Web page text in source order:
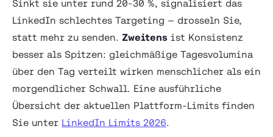
Sinkt sie unter rund 20-30 %, signalisiert das
LinkedIn schlechtes Targeting — drosseln Sie,
statt mehr zu senden. Zweitens ist Konsistenz
besser als Spitzen: gleichmäßige Tagesvolumina
über den Tag verteilt wirken menschlicher als ein
morgendlicher Schwall. Eine ausführliche
Übersicht der aktuellen Plattform-Limits finden
Sie unter LinkedIn Limits 2026.